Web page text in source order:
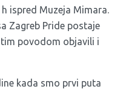
ispred Muzeja Mimara.
Zagreb Pride postaje
povodom objavili i
kada smo prvi puta